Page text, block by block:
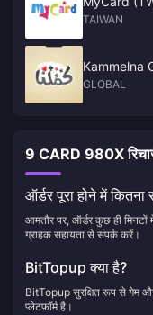
TAIWAN
Kammelna
GLOBAL
9 CARD 980X
ऑर्डर पूरा होने में
आमतौर पर, ऑर्डर कुछ ही मिनटों में
ग्राहक सहायता से संपर्क करें।
BitTopup क्या है?
BitTopup सुरक्षित रूप से गेम
प्लेटफ़ॉर्म है।